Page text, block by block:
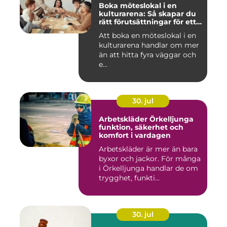
Boka möteslokal i en
kulturarena: Så skapar du
rätt förutsättningar för ett
Att boka en möteslokal i en
kulturarena handlar om mer
än att hitta fyra väggar och
e...
30. jul
Arbetskläder Örkelljunga
funktion, säkerhet och
komfort i vardagen
Arbetskläder är mer än bara
byxor och jackor. För många
i Örkelljunga handlar de om
trygghet, funkti...
30. jul